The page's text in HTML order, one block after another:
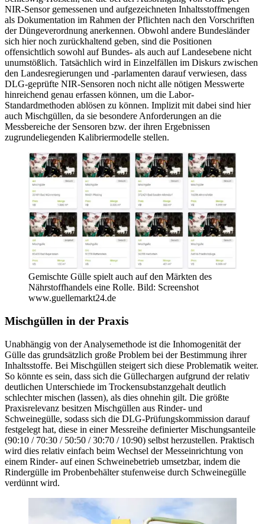
NIR-Sensor gemessenen und aufgezeichneten Inhaltsstoffmengen
als Dokumentation im Rahmen der Pflichten nach den Vorschriften
der Düngeverordnung anerkennen. Obwohl andere Bundesländer
sich hier noch zurückhaltend geben, sind die Positionen
offensichtlich sowohl auf Bundes- als auch auf Landesebene nicht
unumstößlich. Tatsächlich wird in Einzelfällen im Diskurs zwischen
den Landesregierungen und -parlamenten darauf verwiesen, dass
DLG-geprüfte NIR-Sensoren noch nicht alle nötigen Messwerte
hinreichend genau erfassen können, um die Labor-
Standardmethoden ablösen zu können. Implizit mit dabei sind hier
auch Mischgüllen, da sie besondere Anforderungen an die
Messbereiche der Sensoren bzw. der ihren Ergebnissen
zugrundeliegenden Kalibriermodelle stellen.
Gemischte Gülle spielt auch auf den Märkten des
Nährstoffhandels eine Rolle. Bild: Screenshot
www.guellemarkt24.de
Mischgüllen in der Praxis
Unabhängig von der Analysemethode ist die Inhomogenität der
Gülle das grundsätzlich große Problem bei der Bestimmung ihrer
Inhaltsstoffe. Bei Mischgüllen steigert sich diese Problematik weiter.
So könnte es sein, dass sich die Güllechargen aufgrund der relativ
deutlichen Unterschiede im Trockensubstanzgehalt deutlich
schlechter mischen (lassen), als dies ohnehin gilt. Die größte
Praxisrelevanz besitzen Mischgüllen aus Rinder- und
Schweinegülle, sodass sich die DLG-Prüfungskommission darauf
festgelegt hat, diese in einer Messreihe definierter Mischungsanteile
(90:10 / 70:30 / 50:50 / 30:70 / 10:90) selbst herzustellen. Praktisch
wird dies relativ einfach beim Wechsel der Messeinrichtung von
einem Rinder- auf einen Schweinebetrieb umsetzbar, indem die
Rindergülle im Probenbehälter stufenweise durch Schweinegülle
verdünnt wird.